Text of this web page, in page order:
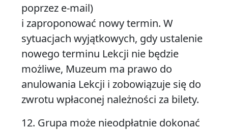
poprzez e-mail)
i zaproponować nowy termin. W
sytuacjach wyjątkowych, gdy ustalenie
nowego terminu Lekcji nie będzie
możliwe, Muzeum ma prawo do
anulowania Lekcji i zobowiązuje się do
zwrotu wpłaconej należności za bilety.
12. Grupa może nieodpłatnie dokonać